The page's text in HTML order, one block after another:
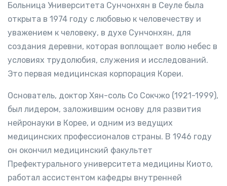
Больница Университета Сунчонхян в Сеуле была
открыта в 1974 году с любовью к человечеству и
уважением к человеку, в духе Сунчонхян, для
создания деревни, которая воплощает волю небес в
условиях трудолюбия, служения и исследований.
Это первая медицинская корпорация Кореи.
Основатель, доктор Хян-соль Со Сокчжо (1921-1999),
был лидером, заложившим основу для развития
нейронауки в Корее, и одним из ведущих
медицинских профессионалов страны. В 1946 году
он окончил медицинский факультет
Префектурального университета медицины Киото,
работал ассистентом кафедры внутренней